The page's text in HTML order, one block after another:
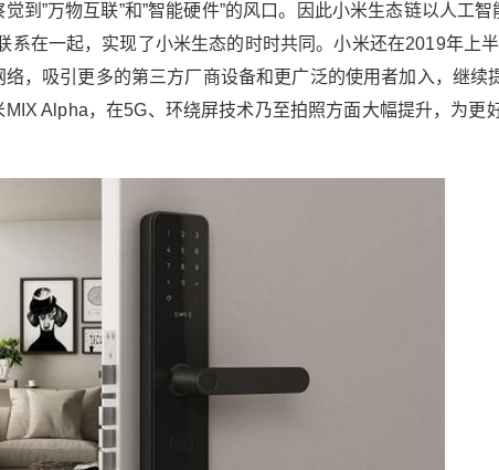
到”万物互联”和”智能硬件”的风口。因此小米生态链以人工智
系在一起，实现了小米生态的时时共同。小米还在2019年上
，吸引更多的第三方厂商设备和更广泛的使用者加入，继续
Alpha，在5G、环绕屏技术乃至拍照方面大幅提升，为更
小米智能家居也被称为 ” 智能家庭 “的原因。你可
以通过小米智能生活产品做很多事情，比如，早
晨起床去上班，总感觉门窗没关好，打开手机通
过智能家庭查看一下，发现门窗关好了，心里也
舒坦了。晚上，当你起床想去厕所，当你下床的
小夜灯，小米的智能居家产品全都是基于”米家AP
P”来操作的，不管是扫地机器人、电水壶、灯
泡、摄像头，还是智能门锁、电风扇，只要是米
家生态里的产品，全都是通过米家APP来操作。
小米生态计划始于2013年下半年。当时雷军察觉
到”万物互联”和”智能硬件”的风口。因此小米生态
链以人工智能小爱同学做为接入点，将所有的IOT
设备紧密的联系在一起，实现了小米生态的时时
共同。小米还在2019年上半年成立了AIoT委员
会，持续打造开放的AIoT平台网络，吸引更多的
第三方厂商设备和更广泛的使用者加入，继续提